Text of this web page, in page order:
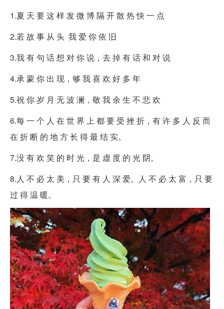
1.夏 天 要 这 样 发 微 博 隔 开 散 热 快 一 点
2.若 故 事 从 头 我 爱 你 依 旧
3.我 有 句 话 想 对 你 说，去 掉 有 话 和 对 说
4.承 蒙 你 出 现，够 我 喜 欢 好 多 年
5.祝 你 岁 月 无 波 澜，敬 我 余 生 不 悲 欢
6.每 一 个 人 在 世 界 上 都 要 受 挫 折，有 许 多 人 反 而
在 折 断 的 地 方 长 得 最 结 实。
7.没 有 欢 笑 的 时 光，是 虚 度 的 光 阴。
8.人 不 必 太 美，只 要 有 人 深 爱。人 不 必 太 富，只 要
过 得 温 暖。